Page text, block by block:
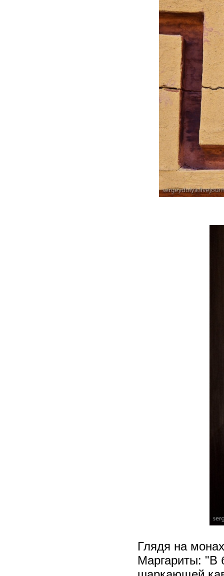
Глядя на
Маргариты: "В